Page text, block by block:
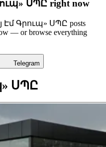
ՍՊԸ right now
Էմ Գրուպ» ՍՊԸ posts
— or browse everything
Telegram
ՍՊԸ